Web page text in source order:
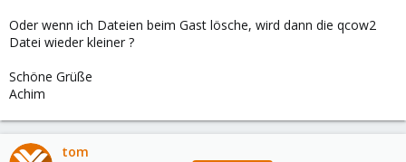
Oder wenn ich Dateien beim Gast lösche, wird dann die qcow2
Datei wieder kleiner ?
Schöne Grüße
Achim
tom